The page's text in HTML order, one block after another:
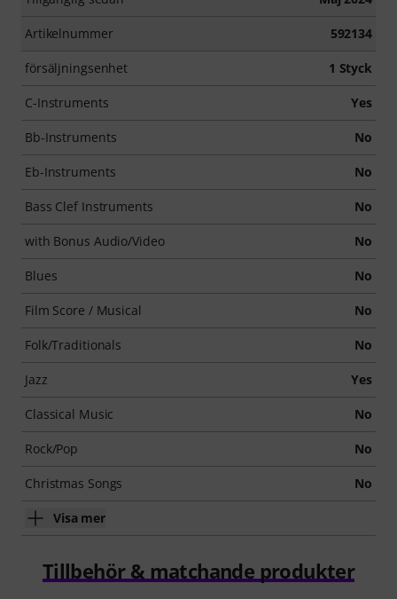
Artikelnummer 592134
försäljningsenhet 1 Styck
C-Instruments Yes
Bb-Instruments No
Eb-Instruments No
Bass Clef Instruments No
with Bonus Audio/Video No
Blues No
Film Score / Musical No
Folk/Traditionals No
Jazz Yes
Classical Music No
Rock/Pop No
Christmas Songs No
Visa mer
Tillbehör & matchande produkter